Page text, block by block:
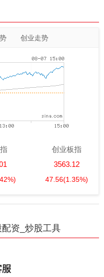
创业走势
创业板指
3563.12
47.56(1.35%)
资_炒股工具